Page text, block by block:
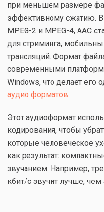
при меньшем размере
эффективному сжатию.
MPEG-2 и MPEG-4, AAC
для стриминга,
трансляций. Формат
современными
Windows, что делает его
аудио форматов.
Этот аудиоформат
кодирования, чтобы
которые человеческое
как результат:
звучанием. Например,
кбит/с звучит лучше,